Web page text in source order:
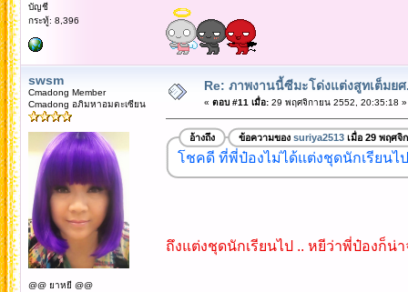
บัญชี
กระทู้: 8,396
swsm
Cmadong Member
Cmadong อภิมหาอมตะเซียน
@@ ยาหยี @@
Re: ภาพงานนี้ซีมะโด่งแต่งสูทเต็มย
« ตอบ #11 เมื่อ:29 พฤศจิกายน 2552, 20:35:18 »
อ้างถึง ข้อความของ suriya2513เมื่อ 29 พฤศจิ
โชคดี ที่พี่ป๋องไม่ได้แต่งชุดนักเรียนไ
ถึงแต่งชุดนักเรียนไป .. หยีว่าพี่ป๋องก็